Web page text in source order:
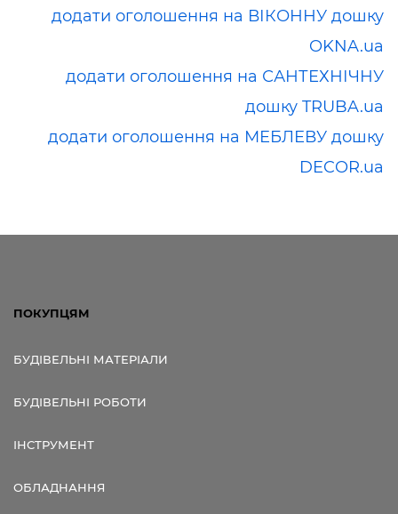
додати оголошення на ВІКОННУ дошку
OKNA.ua
додати оголошення на САНТЕХНІЧНУ
дошку TRUBA.ua
додати оголошення на МЕБЛЕВУ дошку
DECOR.ua
ПОКУПЦЯМ
БУДІВЕЛЬНІ МАТЕРІАЛИ
БУДІВЕЛЬНІ РОБОТИ
ІНСТРУМЕНТ
ОБЛАДНАННЯ